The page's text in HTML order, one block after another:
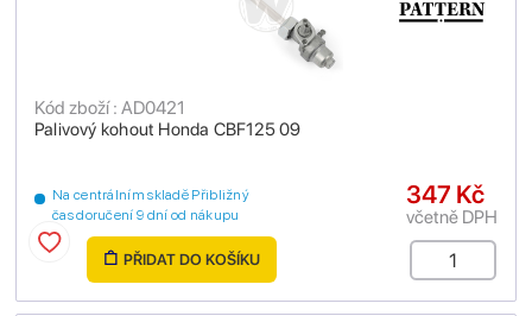
Palivový kohout Honda CBF125 09
Kód zboží : AD0421
Na centrálním skladě Přibližný
čas doručení 9 dní od nákupu
347 Kč
včetně DPH
PŘIDAT DO KOŠÍKU